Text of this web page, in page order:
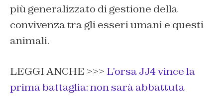
più generalizzato di gestione della
convivenza tra gli esseri umani e questi
animali.
LEGGI ANCHE >>> L’orsa JJ4 vince la
prima battaglia: non sarà abbattuta